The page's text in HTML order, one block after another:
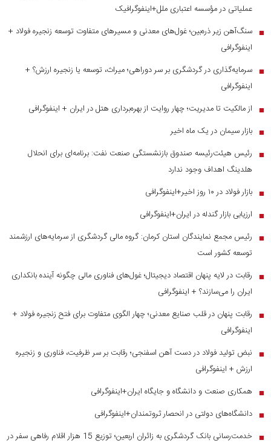
عملیاتی در مؤسسه اعتباری ملل+اینفوگرافیک
■ سنگ‌آهن زیر ذره‌بین؛ غول‌های معدنی و مسیر‌های متفاوت توسعه زنجیره فولاد +
اینفوگرافی
■ سرمایه‌گذاری در گردشگری بر سر دوراهی؛ میراث، توسعه یا زنجیره ارزش؟ +
اینفوگرافی
■ از مالکیت تا مدیریت؛ چهار روایت از بهره‌برداری هتل در ایران + اینفوگرافی
■ بازار سیمان در یک ماه اخیر
■
رئیس هیئت‌رئیسه صندوق بازنشستگی صنعت نفت: برنامه‌ای برای انحلال
هلدینگ اهداف وجود ندارد
■ بازار فولاد در ۱۰ روز اخیر+اینفوگرافی
■ ارزیابی بازار گندله در ایران+اینفوگرافی
■
رئیس مجمع نمایندگان استان کرمان: گروه مالی گردشگری از سرمایه‌های ارزشمند
توسعه کشور است
■
رقابت در لایه پنهان اقتصاد دیجیتال؛ غول‌های فناوری مالی چگونه آینده بانکداری
ایران را می‌سازند؟ + اینفوگرافی
■
رقابت پنهان در قلب صنایع معدنی؛ چهار الگوی متفاوت برای فتح زنجیره فولاد +
اینفوگرافی
■
نبض تولید فولاد در دست آهن اسفنجی؛ رقابت بر سر ظرفیت، فناوری و زنجیره
ارزش + اینفوگرافی
■ همکاری صنعت و دانشگاه و جایگاه ایران+اینفوگرافی
■ دانشگاه‌های دولتی در انحصار ثروتمندان+اینفوگرافی
■ خدمت‌رسانی بانک گردشگری به زائران اربعین؛ توزیع 15 هزار اقلام رفاهی سفر در